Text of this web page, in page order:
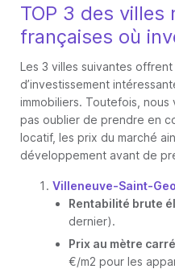
TOP 3 des villes
françaises où
Les 3 villes suivantes
d’investissement
immobiliers. Toutefois, nous
pas oublier de prendre en
locatif, les prix du marché
développement avant de
Villeneuve-Saint-
Rentabilité brute
dernier).
Prix au mètre
€/m2 pour les